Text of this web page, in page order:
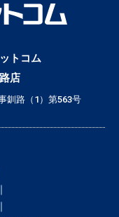
トコム
店
釧路（1）第563号